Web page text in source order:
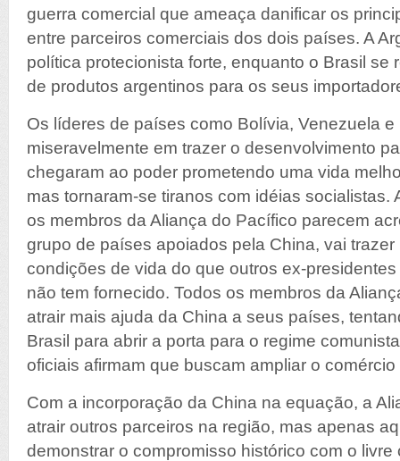
guerra comercial que ameaça danificar os
entre parceiros comerciais dos dois países. A
política protecionista forte, enquanto o Brasil se
de produtos argentinos para os seus
Os líderes de países como Bolívia, Venezuela
miseravelmente em trazer o desenvolvimento
chegaram ao poder prometendo uma vida
mas tornaram-se tiranos com idéias socialistas.
os membros da Aliança do Pacífico parecem
grupo de países apoiados pela China, vai
condições de vida do que outros ex-
não tem fornecido. Todos os membros da
atrair mais ajuda da China a seus países,
Brasil para abrir a porta para o regime
oficiais afirmam que buscam ampliar o
Com a incorporação da China na equação, a
atrair outros parceiros na região, mas apenas
demonstrar o compromisso histórico com o livre